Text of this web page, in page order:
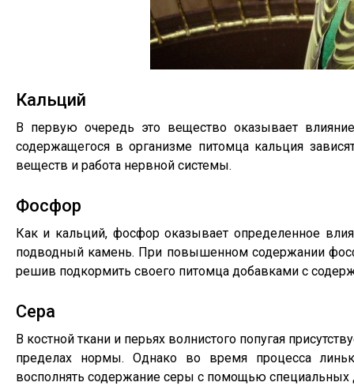
Кальций
В первую очередь это вещество оказывает
содержащегося в организме питомца кальция
веществ и работа нервной системы.
Фосфор
Как и кальций, фосфор оказывает определенное
подводный камень. При повышенном содержании
решив подкормить своего питомца добавками с
Сера
В костной ткани и перьях волнистого попугая
пределах нормы. Однако во время процесса
восполнять содержание серы с помощью специальных